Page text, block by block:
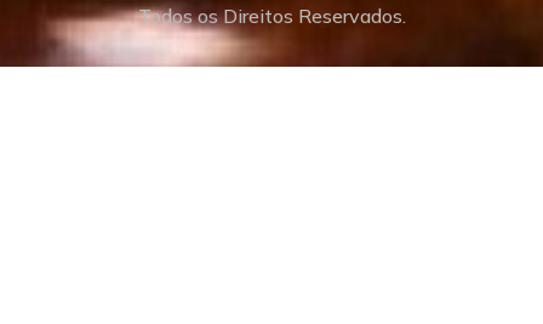
Todos os Direitos Reservados.